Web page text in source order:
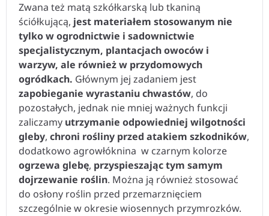
Zwana też matą szkółkarską lub tkaniną
ściółkującą, jest materiałem stosowanym nie
tylko w ogrodnictwie i sadownictwie
specjalistycznym, plantacjach owoców i
warzyw, ale również w przydomowych
ogródkach. Głównym jej zadaniem jest
zapobieganie wyrastaniu chwastów, do
pozostałych, jednak nie mniej ważnych funkcji
zaliczamy utrzymanie odpowiedniej wilgotności
gleby, chroni rośliny przed atakiem szkodników,
dodatkowo agrowłóknina w czarnym kolorze
ogrzewa glebę, przyspieszając tym samym
dojrzewanie roślin. Można ją również stosować
do osłony roślin przed przemarznięciem
szczególnie w okresie wiosennych przymrozków.